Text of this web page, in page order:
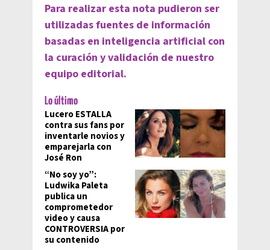
Para realizar esta nota pudieron ser
utilizadas fuentes de información
basadas en inteligencia artificial con
la curación y validación de nuestro
equipo editorial.
Lo último
Lucero ESTALLA
contra sus fans por
inventarle novios y
emparejarla con
José Ron
“No soy yo”:
Ludwika Paleta
publica un
comprometedor
video y causa
CONTROVERSIA por
su contenido